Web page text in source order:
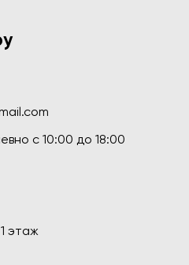
c 10:00 до 18:00
этаж